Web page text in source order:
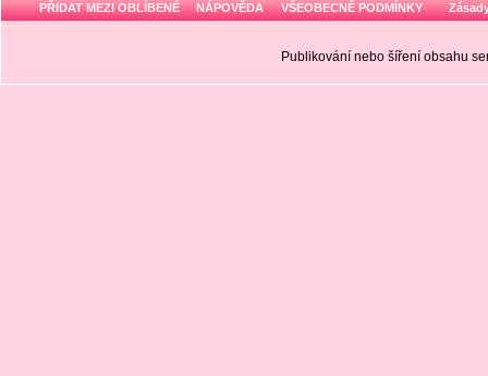
PŘIDAT MEZI OBLÍBENÉ NÁPOVĚDA VŠEOBECNÉ PODMÍNKY
Publikování nebo šíření obsahu